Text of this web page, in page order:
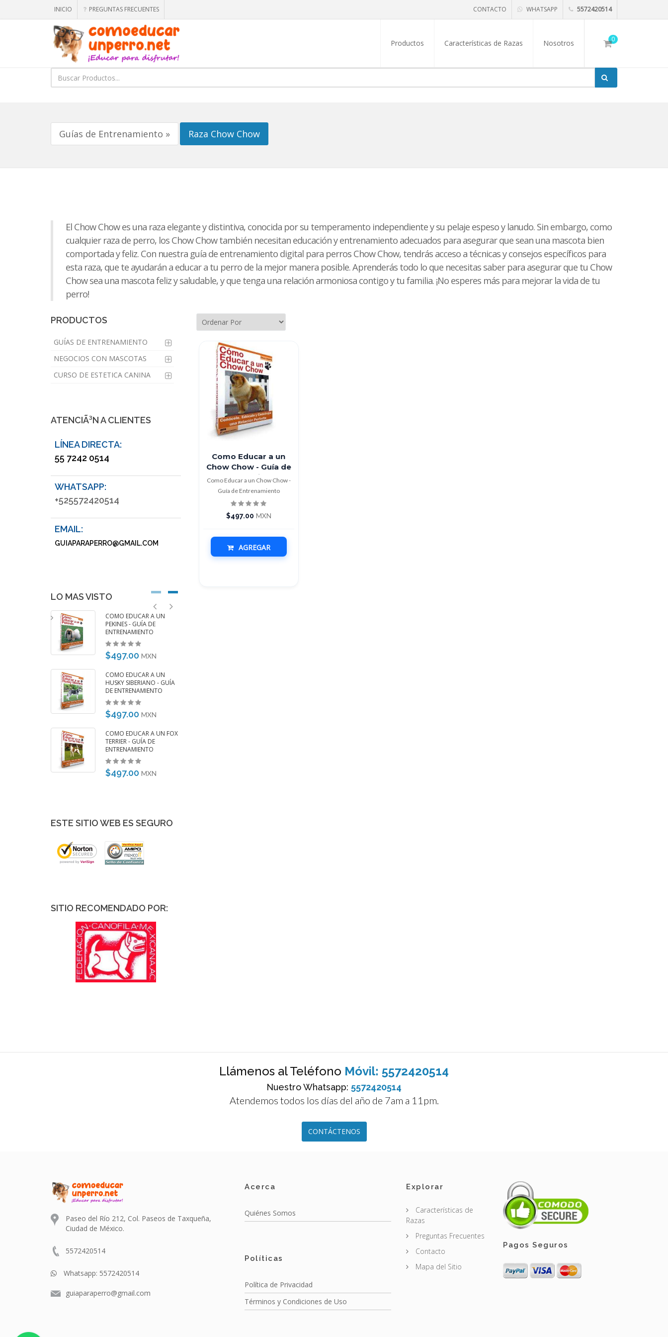
CONTACTO WHATSAPP 5572420514
INICIO PREGUNTAS FRECUENTES
0
Productos Características de Razas Nosotros
Guías de Entrenamiento » Raza Chow Chow
El Chow Chow es una raza elegante y distintiva, conocida por su temperamento independiente y su pelaje espeso y lanudo. Sin embargo, como
cualquier raza de perro, los Chow Chow también necesitan educación y entrenamiento adecuados para asegurar que sean una mascota bien
comportada y feliz. Con nuestra guía de entrenamiento digital para perros Chow Chow, tendrás acceso a técnicas y consejos específicos para
esta raza, que te ayudarán a educar a tu perro de la mejor manera posible. Aprenderás todo lo que necesitas saber para asegurar que tu Chow
Chow sea una mascota feliz y saludable, y que tenga una relación armoniosa contigo y tu familia. ¡No esperes más para mejorar la vida de tu
perro!
Como Educar a un
Chow Chow - Guía de
Entrenamiento
Como Educar a un Chow Chow -
Guía de Entrenamiento
$497.00 MXN
AGREGAR
PRODUCTOS
GUÍAS DE ENTRENAMIENTO
NEGOCIOS CON MASCOTAS
CURSO DE ESTETICA CANINA
ATENCIÃ³N A CLIENTES
LÍNEA DIRECTA:
55 7242 0514
WHATSAPP:
+525572420514
EMAIL:
GUIAPARAPERRO@GMAIL.COM
LO MAS VISTO
COMO EDUCAR A UN
PEKINES - GUÍA DE
ENTRENAMIENTO
$497.00 MXN
COMO EDUCAR A UN
HUSKY SIBERIANO - GUÍA
DE ENTRENAMIENTO
$497.00 MXN
COMO EDUCAR A UN FOX
TERRIER - GUÍA DE
ENTRENAMIENTO
$497.00 MXN
ESTE SITIO WEB ES SEGURO
SITIO RECOMENDADO POR:
Llámenos al Teléfono Móvil: 5572420514
Nuestro Whatsapp: 5572420514
Atendemos todos los días del año de 7am a 11pm.
CONTÁCTENOS
Paseo del Río 212, Col. Paseos de Taxqueña,
Ciudad de México.
5572420514
Whatsapp: 5572420514
guiaparaperro@gmail.com
Acerca
Quiénes Somos
Políticas
Política de Privacidad
Términos y Condiciones de Uso
Explorar
Características de
Razas
Preguntas Frecuentes
Contacto
Mapa del Sitio
Pagos Seguros